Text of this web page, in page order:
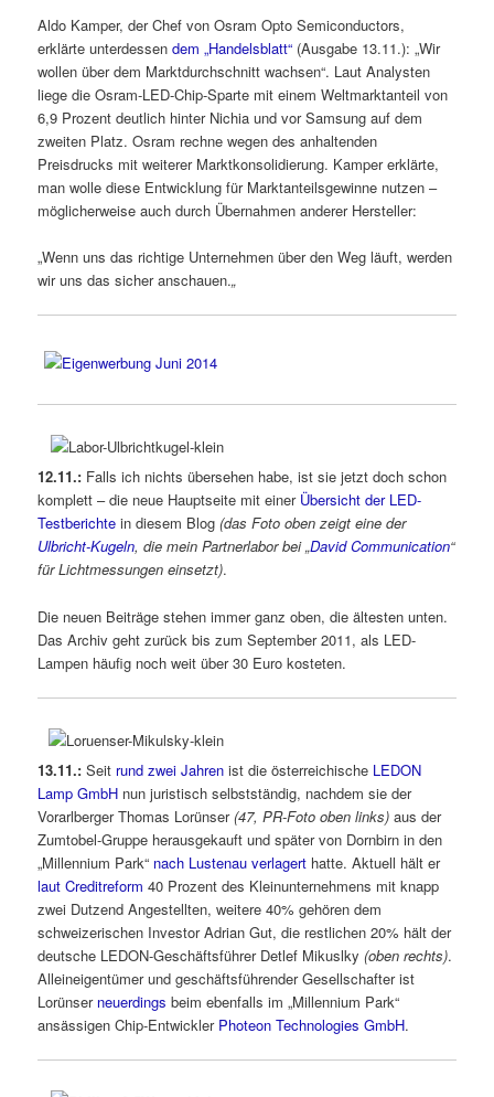
Aldo Kamper, der Chef von Osram Opto Semiconductors,
erklärte unterdessendem „Handelsblatt“ (Ausgabe 13.11.): „Wir
wollen über dem Marktdurchschnitt wachsen“. Laut Analysten
liege die Osram-LED-Chip-Sparte mit einem Weltmarktanteil von
6,9 Prozent deutlich hinter Nichia und vor Samsung auf dem
zweiten Platz. Osram rechne wegen des anhaltenden
Preisdrucks mit weiterer Marktkonsolidierung. Kamper erklärte,
man wolle diese Entwicklung für Marktanteilsgewinne nutzen –
möglicherweise auch durch Übernahmen anderer Hersteller:
„Wenn uns das richtige Unternehmen über den Weg läuft, werden
wir uns das sicher anschauen.„
12.11.: Falls ich nichts übersehen habe, ist sie jetzt doch schon
komplett – die neue Hauptseite mit einer Übersicht der LED-
Testberichte in diesem Blog(das Foto oben zeigt eine der
Ulbricht-Kugeln, die mein Partnerlabor bei „David Communication“
für Lichtmessungen einsetzt).
Die neuen Beiträge stehen immer ganz oben, die ältesten unten.
Das Archiv geht zurück bis zum September 2011, als LED-
Lampen häufig noch weit über 30 Euro kosteten.
13.11.: Seit rund zwei Jahren ist die österreichische LEDON
Lamp GmbH nun juristisch selbstständig, nachdem sie der
Vorarlberger Thomas Lorünser(47, PR-Foto oben links) aus der
Zumtobel-Gruppe herausgekauft und später von Dornbirn in den
„Millennium Park“ nach Lustenau verlagert hatte. Aktuell hält er
laut Creditreform 40 Prozent des Kleinunternehmens mit knapp
zwei Dutzend Angestellten, weitere 40% gehören dem
schweizerischen Investor Adrian Gut, die restlichen 20% hält der
deutsche LEDON-Geschäftsführer Detlef Mikuslky(oben rechts).
Alleineigentümer und geschäftsführender Gesellschafter ist
Lorünser neuerdings beim ebenfalls im „Millennium Park“
ansässigen Chip-Entwickler Photeon Technologies GmbH.